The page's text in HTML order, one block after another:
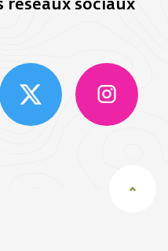
réseaux sociaux